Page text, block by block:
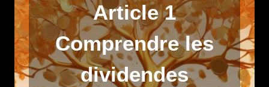
Article 1
Comprendre les
dividendes